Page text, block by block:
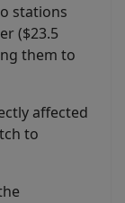
stations
($23.5
them to
affected
to